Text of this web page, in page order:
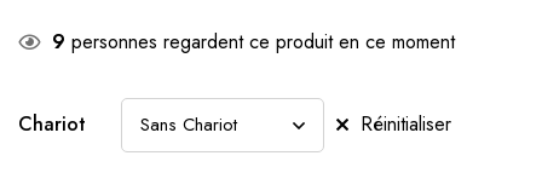
9 personnes regardent ce produit en ce moment
Chariot Réinitialiser